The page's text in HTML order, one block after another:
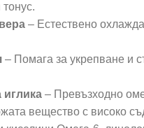
тонус.
– Естествено
– Помага за укрепване и
иглика – Превъзходно
вещество с високо